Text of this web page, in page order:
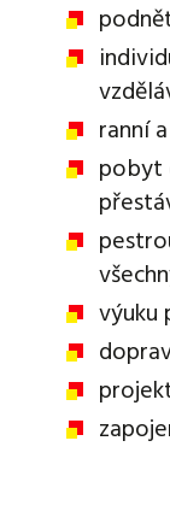
ranní
pobyt
výuku